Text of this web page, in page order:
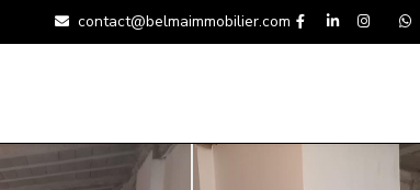
contact@belmaimmobilier.com